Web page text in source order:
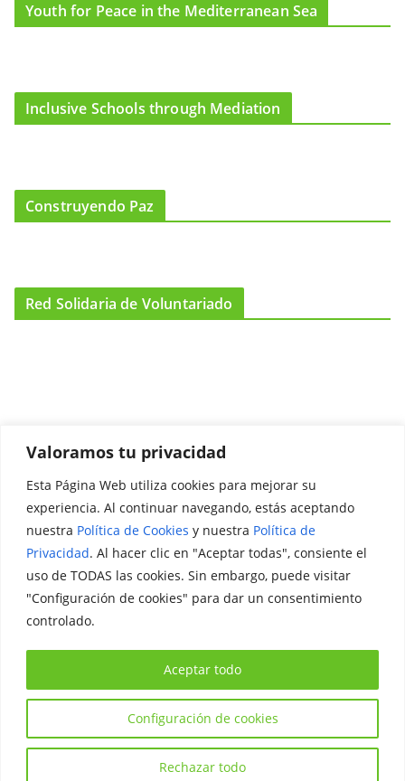
Valoramos tu privacidad
Esta Página Web utiliza cookies para mejorar su
experiencia. Al continuar navegando, estás aceptando
nuestra Política de Cookies y nuestra Política de
Privacidad. Al hacer clic en "Aceptar todas", consiente el
uso de TODAS las cookies. Sin embargo, puede visitar
"Configuración de cookies" para dar un consentimiento
controlado.
Configuración de cookies
Rechazar todo
Aceptar todo
Youth for Peace in the Mediterranean Sea
Inclusive Schools through Mediation
Construyendo Paz
Red Solidaria de Voluntariado
Promociónate
Legal
Aviso Legal
Política de Privacidad
Política de Cookies
Copyright © 2026Iniciativa Internacional Joven
derechos reservados.
por ThemeGrill. Funciona con